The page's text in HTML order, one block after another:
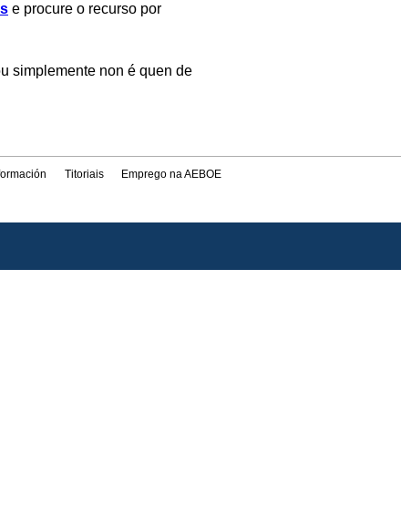
e procure o recurso por
simplemente non é quen de
Titoriais Emprego na AEBOE